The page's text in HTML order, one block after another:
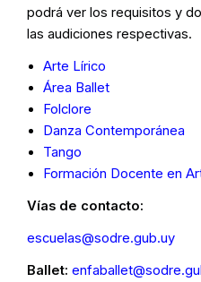
podrá ver los requisitos y
las audiciones respectivas.
Arte Lírico
Área Ballet
Folclore
Danza Contemporánea
Tango
Formación Docente en
Vías de contacto:
escuelas@sodre.gub.uy
Ballet: